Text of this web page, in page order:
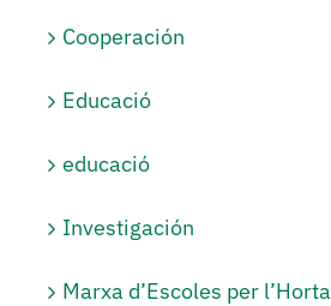
Cooperación
Educació
educació
Investigación
Marxa d’Escoles per l’Horta